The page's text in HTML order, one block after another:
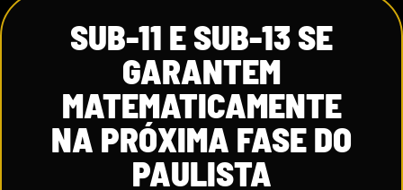
SUB-11 E SUB-13 SE
GARANTEM
MATEMATICAMENTE
NA PRÓXIMA FASE DO
PAULISTA